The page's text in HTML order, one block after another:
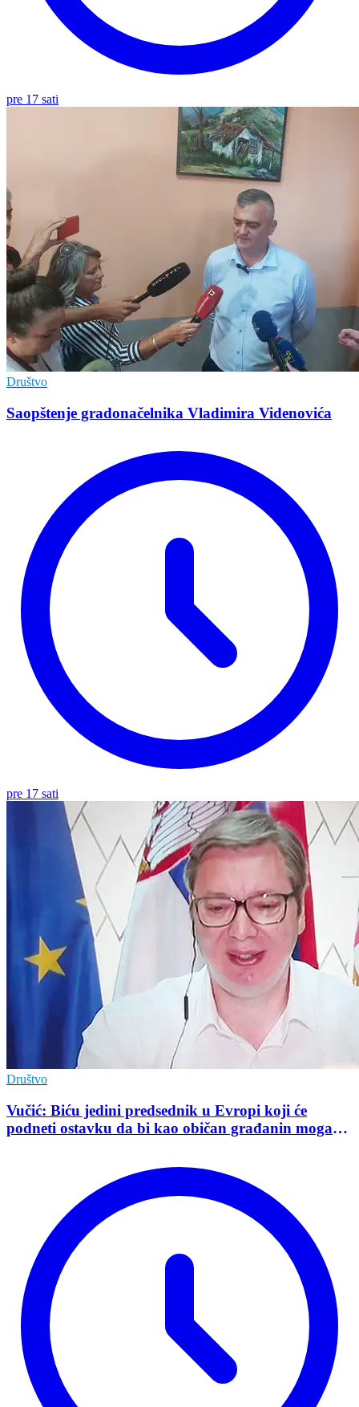
pre 17 sati
Društvo
Saopštenje gradonačelnika Vladimira Videnovića
pre 17 sati
Društvo
Vučić: Biću jedini predsednik u Evropi koji će
podneti ostavku da bi kao običan građanin mogao